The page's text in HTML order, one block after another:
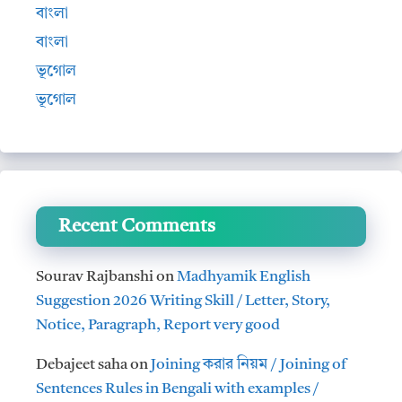
বাংলা
বাংলা
ভূগোল
ভূগোল
Recent Comments
Sourav RajbanshionMadhyamik English
Suggestion 2026 Writing Skill / Letter, Story,
Notice, Paragraph, Report very good
Debajeet sahaonJoining করার নিয়ম / Joining of
Sentences Rules in Bengali with examples /